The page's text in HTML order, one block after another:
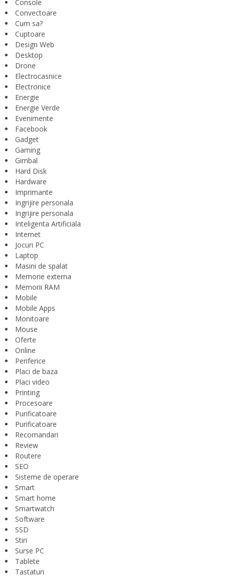
Console
Convectoare
Cum sa?
Cuptoare
Design Web
Desktop
Drone
Electrocasnice
Electronice
Energie
Energie Verde
Evenimente
Facebook
Gadget
Gaming
Gimbal
Hard Disk
Hardware
Imprimante
Ingrijire personala
Ingrijire personala
Inteligenta Artificiala
Internet
Jocuri PC
Laptop
Masini de spalat
Memorie externa
Memorii RAM
Mobile
Mobile Apps
Monitoare
Mouse
Oferte
Online
Periferice
Placi de baza
Placi video
Printing
Procesoare
Purificatoare
Purificatoare
Recomandari
Review
Routere
SEO
Sisteme de operare
Smart
Smart home
Smartwatch
Software
SSD
Stiri
Surse PC
Tablete
Tastaturi